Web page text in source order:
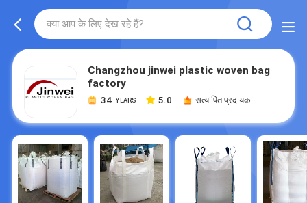
Changzhou jinwei plastic woven bag
factory
34 YEARS 5.0 सत्यापित प्रदायक